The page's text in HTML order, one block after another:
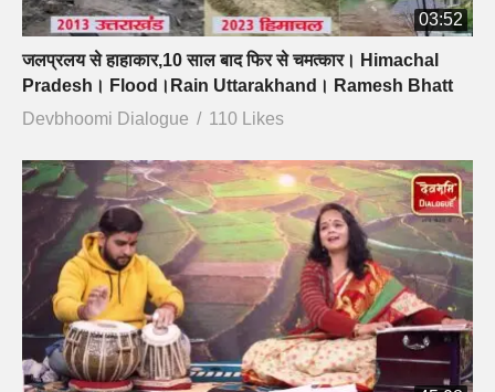
03:52
जलप्रलय से हाहाकार,10 साल बाद फिर से चमत्कार। Himachal
Pradesh। Flood।Rain Uttarakhand। Ramesh Bhatt
Devbhoomi Dialogue
110 Likes